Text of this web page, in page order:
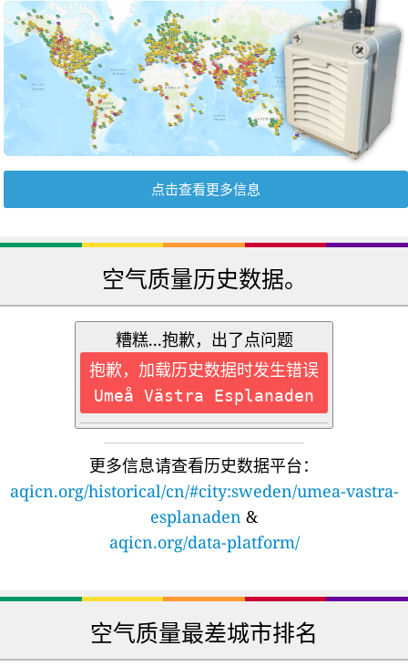
点击查看更多信息
空气质量历史数据。
糟糕...抱歉，出了点问题
抱歉，加载历史数据时发生错误
Umeå Västra Esplanaden
更多信息请查看历史数据平台：
aqicn.org/historical/cn/#city:sweden/umea-vastra-
esplanaden &
aqicn.org/data-platform/
空气质量最差城市排名